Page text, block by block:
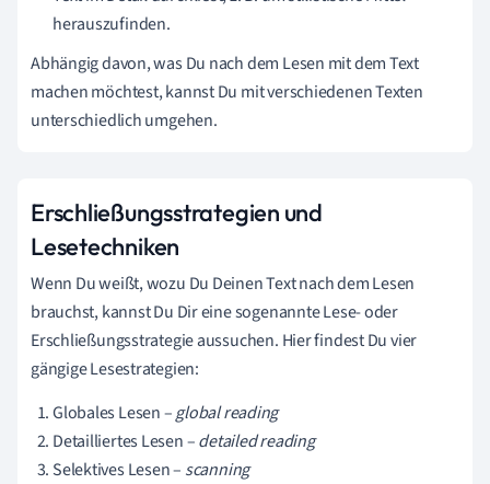
herauszufinden.
Abhängig davon, was Du nach dem Lesen mit dem Text
machen möchtest, kannst Du mit verschiedenen Texten
unterschiedlich umgehen.
Erschließungsstrategien und
Lesetechniken
Wenn Du weißt, wozu Du Deinen Text nach dem Lesen
brauchst, kannst Du Dir eine sogenannte Lese- oder
Erschließungsstrategie aussuchen. Hier findest Du vier
gängige Lesestrategien:
Globales Lesen –global reading
Detailliertes Lesen –detailed reading
Selektives Lesen – scanning